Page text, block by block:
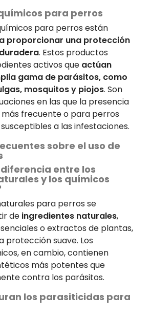
para perros
para perros están
proporcionar una protección
. Estos productos
activos que actúan
gama de parásitos, como
mosquitos y piojos. Son
en las que la presencia
frecuente o para perros
a las infestaciones.
sobre el uso de
diferencia entre los
y los químicos
para perros se
de ingredientes naturales,
o extractos de plantas,
protección suave. Los
en cambio, contienen
más potentes que
contra los parásitos.
los parasiticidas para